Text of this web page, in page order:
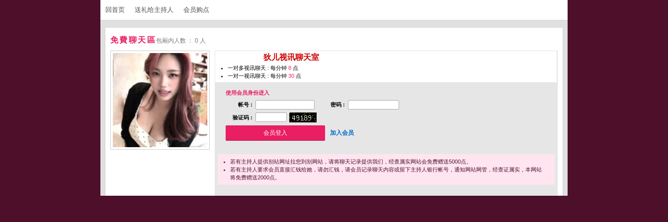
回首页 送礼给主持人 会员购点
免費聊天區包厢内人数 ： 0 人
狄儿视讯聊天室
一对多视讯聊天 : 每分钟 8 点
一对一视讯聊天 : 每分钟 30 点
使用会员身份进入
帐号 :
密码 :
验证码 :
加入会员
若有主持人提供别站网址拉您到别网站，请将聊天记录提供我们，经查属实网站会免费赠送5000点。
若有主持人要求会员直接汇钱给她，请勿汇钱，请会员记录聊天内容或留下主持人银行帐号，通知网站网管，经查证属实，本网站
将免费赠送2000点。